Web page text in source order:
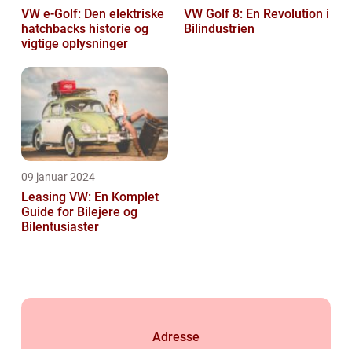
VW e-Golf: Den elektriske
hatchbacks historie og
vigtige oplysninger
VW Golf 8: En Revolution i
Bilindustrien
09 januar 2024
Leasing VW: En Komplet
Guide for Bilejere og
Bilentusiaster
Adresse